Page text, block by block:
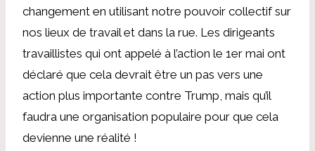
changement en utilisant notre pouvoir collectif sur
nos lieux de travail et dans la rue. Les dirigeants
travaillistes qui ont appelé à l’action le 1er mai ont
déclaré que cela devrait être un pas vers une
action plus importante contre Trump, mais qu’il
faudra une organisation populaire pour que cela
devienne une réalité !